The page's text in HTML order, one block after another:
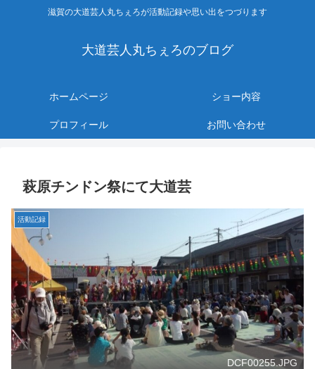
滋賀の大道芸人丸ちぇろが活動記録や思い出をつづります
大道芸人丸ちぇろのブログ
ホームページ ショー内容
プロフィール お問い合わせ
萩原チンドン祭にて大道芸
活動記録
DCF00255.JPG